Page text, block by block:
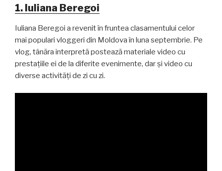
1. Iuliana Beregoi
Iuliana Beregoi a revenit în fruntea clasamentului celor
mai populari vloggeri din Moldova în luna septembrie. Pe
vlog, tânăra interpretă postează materiale video cu
prestațiile ei de la diferite evenimente, dar și video cu
diverse activități de zi cu zi.